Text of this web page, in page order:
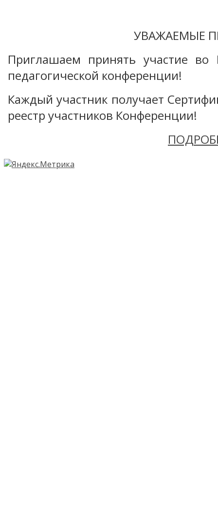
УВАЖАЕМЫЕ
Приглашаем принять участие во
педагогической конференции!
Каждый участник получает
реестр участников Конференции!